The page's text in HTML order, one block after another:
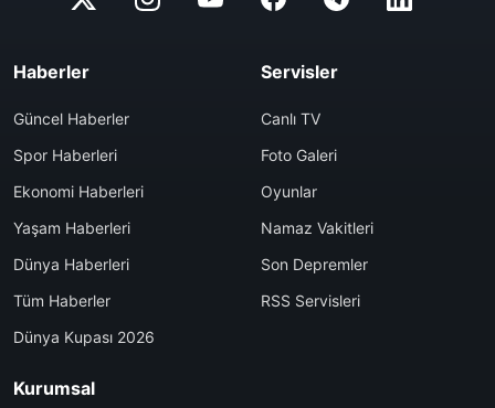
Haberler
Güncel Haberler
Spor Haberleri
Ekonomi Haberleri
Yaşam Haberleri
Dünya Haberleri
Tüm Haberler
Dünya Kupası 2026
Servisler
Canlı TV
Foto Galeri
Oyunlar
Namaz Vakitleri
Son Depremler
RSS Servisleri
Kurumsal